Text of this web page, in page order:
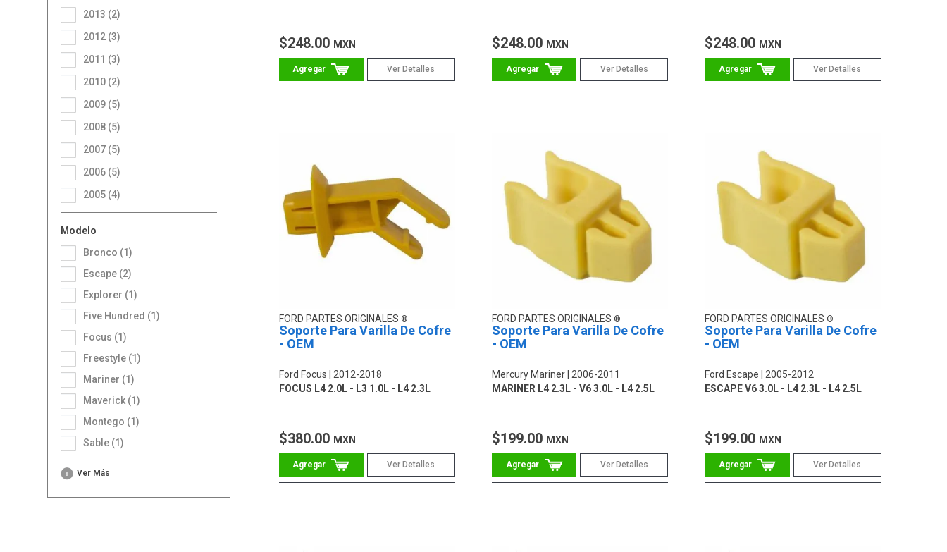
Modelo
Bronco (1)
Escape (2)
Explorer (1)
Five Hundred (1)
Focus (1)
Freestyle (1)
Mariner (1)
Maverick (1)
Montego (1)
Sable (1)
Ver Más
2005 (4)
2006 (5)
2007 (5)
2008 (5)
2009 (5)
2010 (2)
2011 (3)
2012 (3)
2013 (2)
$248.00 MXN
Ver Detalles
$248.00 MXN
Ver Detalles
$248.00 MXN
Ver Detalles
FORD PARTES ORIGINALES
Soporte Para Varilla De Cofre
- OEM
Ford Focus
2012-2018
FOCUS L4 2.0L - L3 1.0L - L4 2.3L
$380.00 MXN
Ver Detalles
FORD PARTES ORIGINALES
Soporte Para Varilla De Cofre
- OEM
Mercury Mariner 2006-2011
MARINER L4 2.3L - V6 3.0L - L4 2.5L
$199.00 MXN
Ver Detalles
FORD PARTES ORIGINALES
Soporte Para Varilla De Cofre
- OEM
Ford Escape
2005-2012
ESCAPE V6 3.0L - L4 2.3L - L4 2.5L
$199.00 MXN
Ver Detalles